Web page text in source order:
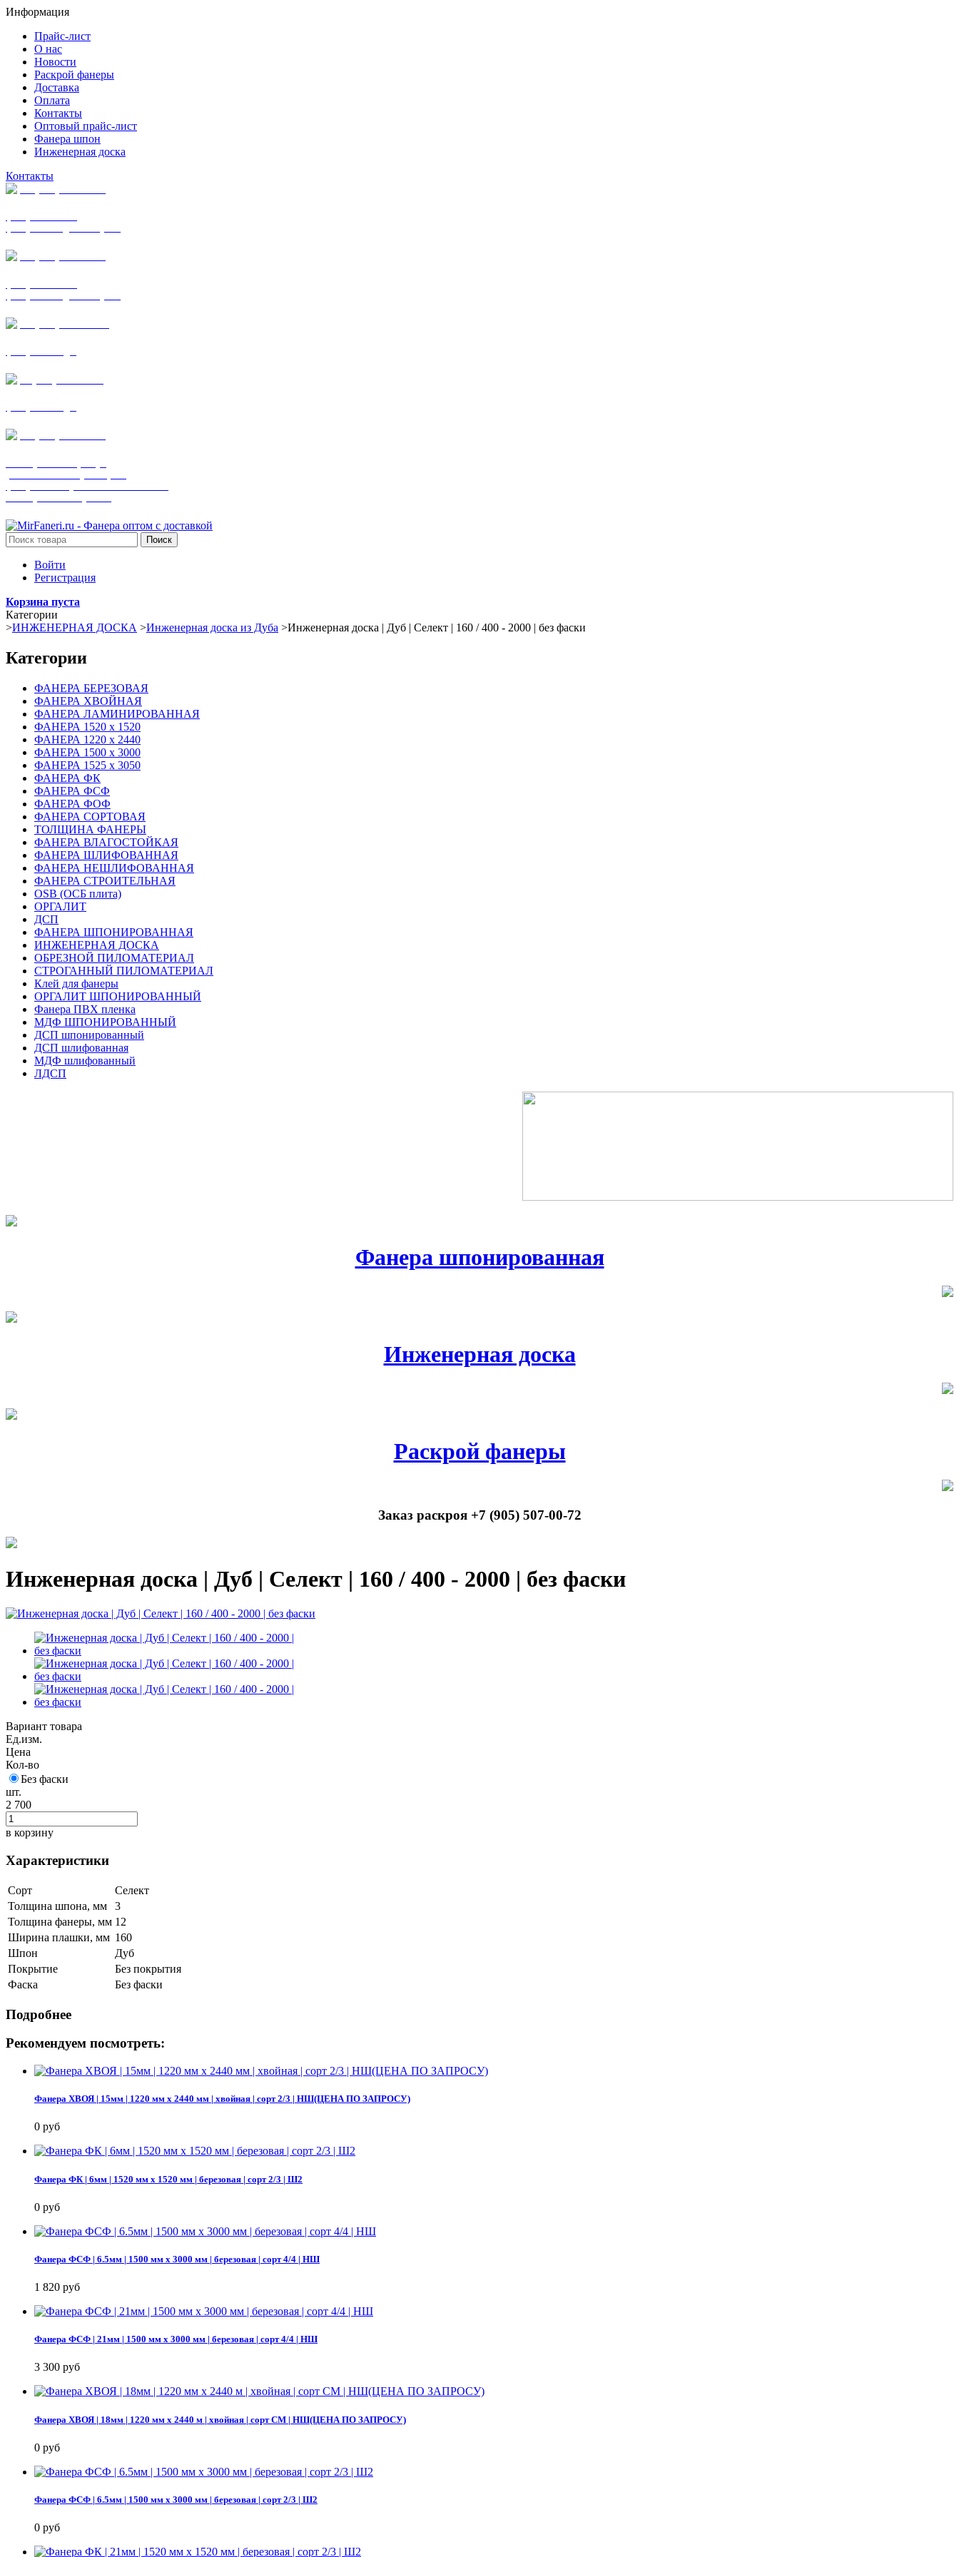
Информация
Прайс-лист
О нас
Новости
Раскрой фанеры
Доставка
Оплата
Контакты
Оптовый прайс-лист
Фанера шпон
Инженерная доска
Контакты
Поиск
Войти
Регистрация
Корзина пуста
Категории
>ИНЖЕНЕРНАЯ ДОСКА >Инженерная доска из Дуба >Инженерная доска | Дуб | Селект | 160 / 400 - 2000 | без фаски
Категории
ФАНЕРА БЕРЕЗОВАЯ
ФАНЕРА ХВОЙНАЯ
ФАНЕРА ЛАМИНИРОВАННАЯ
ФАНЕРА 1520 х 1520
ФАНЕРА 1220 х 2440
ФАНЕРА 1500 х 3000
ФАНЕРА 1525 х 3050
ФАНЕРА ФК
ФАНЕРА ФСФ
ФАНЕРА ФОФ
ФАНЕРА СОРТОВАЯ
ТОЛЩИНА ФАНЕРЫ
ФАНЕРА ВЛАГОСТОЙКАЯ
ФАНЕРА ШЛИФОВАННАЯ
ФАНЕРА НЕШЛИФОВАННАЯ
ФАНЕРА СТРОИТЕЛЬНАЯ
OSB (ОСБ плита)
ОРГАЛИТ
ДСП
ФАНЕРА ШПОНИРОВАННАЯ
ИНЖЕНЕРНАЯ ДОСКА
ОБРЕЗНОЙ ПИЛОМАТЕРИАЛ
СТРОГАННЫЙ ПИЛОМАТЕРИАЛ
Клей для фанеры
ОРГАЛИТ ШПОНИРОВАННЫЙ
Фанера ПВХ пленка
МДФ ШПОНИРОВАННЫЙ
ДСП шпонированный
ДСП шлифованная
МДФ шлифованный
ЛДСП
Фанера шпонированная
Инженерная доска
Раскрой фанеры
Заказ раскроя +7 (905) 507-00-72
Инженерная доска | Дуб | Селект | 160 / 400 - 2000 | без фаски
Вариант товара
Ед.изм.
Цена
Кол-во
Без фаски
шт.
2 700
в корзину
Характеристики
Сорт
Селект
Толщина шпона, мм
3
Толщина фанеры, мм 12
Ширина плашки, мм 160
Шпон
Дуб
Покрытие
Без покрытия
Фаска
Без фаски
Подробнее
Рекомендуем посмотреть:
Фанера ХВОЯ | 15мм | 1220 мм х 2440 мм | хвойная | сорт 2/3 | НШ(ЦЕНА ПО ЗАПРОСУ)
0 руб
Фанера ФК | 6мм | 1520 мм х 1520 мм | березовая | сорт 2/3 | Ш2
0 руб
Фанера ФСФ | 6.5мм | 1500 мм х 3000 мм | березовая | сорт 4/4 | НШ
1 820 руб
Фанера ФСФ | 21мм | 1500 мм х 3000 мм | березовая | сорт 4/4 | НШ
3 300 руб
Фанера ХВОЯ | 18мм | 1220 мм х 2440 м | хвойная | сорт СМ | НШ(ЦЕНА ПО ЗАПРОСУ)
0 руб
Фанера ФСФ | 6.5мм | 1500 мм х 3000 мм | березовая | сорт 2/3 | Ш2
0 руб